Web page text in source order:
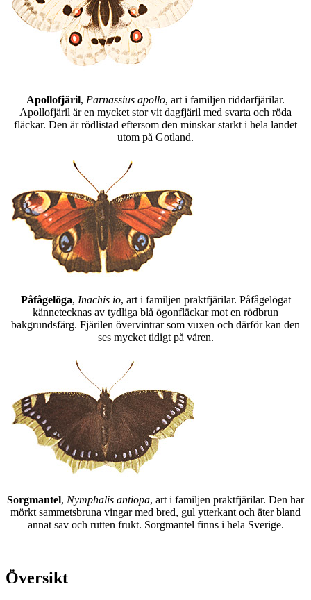
Apollofjäril, Parnassius apollo, art i familjen riddarfjärilar.
Apollofjäril är en mycket stor vit dagfjäril med svarta och röda
fläckar. Den är rödlistad eftersom den minskar starkt i hela landet
utom på Gotland.
Påfågelöga, Inachis io, art i familjen praktfjärilar. Påfågelögat
kännetecknas av tydliga blå ögonfläckar mot en rödbrun
bakgrundsfärg. Fjärilen övervintrar som vuxen och därför kan den
ses mycket tidigt på våren.
Sorgmantel, Nymphalis antiopa, art i familjen praktfjärilar. Den har
mörkt sammetsbruna vingar med bred, gul ytterkant och äter bland
annat sav och rutten frukt. Sorgmantel finns i hela Sverige.
Översikt